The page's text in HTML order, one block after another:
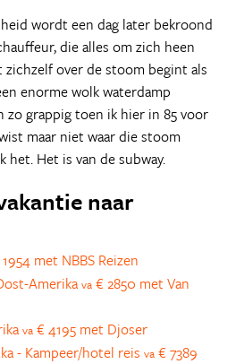
wordt een dag later bekroond
die alles om zich heen
over de stoom begint als
enorme wolk waterdamp
zo grappig toen ik hier in 85 voor
maar niet waar die stoom
het. Het is van de subway.
naar
met NBBS Reizen
Amerika va € 2850 met Van
va € 4195 met Djoser
- Kampeer/hotel reis va € 7389